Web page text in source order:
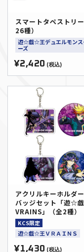
スマートタペストリ
26種）
遊☆戯☆王デュエルモンス
ーズ
¥2,420 (税込)
アクリルキーホルダ
バッジセット「遊☆
VRAINS」（全2種）
KCS限定
遊☆戯☆王ＶＲＡＩＮＳ
¥1,430 (税込)